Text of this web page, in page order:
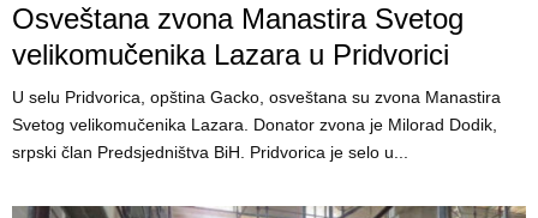
Osveštana zvona Manastira Svetog
velikomučenika Lazara u Pridvorici
U selu Pridvorica, opština Gacko, osveštana su zvona Manastira
Svetog velikomučenika Lazara. Donator zvona je Milorad Dodik,
srpski član Predsjedništva BiH. Pridvorica je selo u...